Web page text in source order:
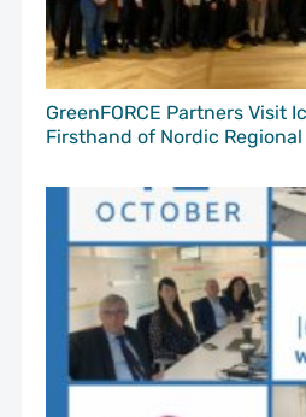
GreenFORCE Partners Visit
Firsthand of Nordic